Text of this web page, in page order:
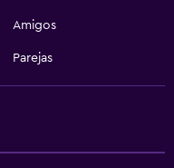
Amigos
Parejas